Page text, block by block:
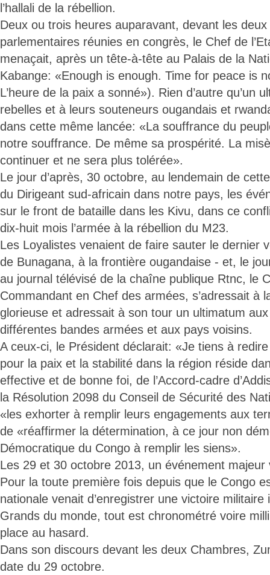
l’hallali de la rébellion.
Deux ou trois heures auparavant, devant les
parlementaires réunies en congrès, le Chef de
menaçait, après un tête-à-tête au Palais de la
Kabange: «Enough is enough. Time for peace is
L’heure de la paix a sonné»). Rien d’autre qu’un
rebelles et à leurs souteneurs ougandais et
dans cette même lancée: «La souffrance du
notre souffrance. De même sa prospérité. La
continuer et ne sera plus tolérée».
Le jour d’après, 30 octobre, au lendemain de
du Dirigeant sud-africain dans notre pays, les
sur le front de bataille dans les Kivu, dans ce
dix-huit mois l’armée à la rébellion du M23.
Les Loyalistes venaient de faire sauter le dernier
de Bunagana, à la frontière ougandaise - et, le
au journal télévisé de la chaîne publique Rtnc, le
Commandant en Chef des armées, s’adressait à
glorieuse et adressait à son tour un ultimatum
différentes bandes armées et aux pays voisins.
A ceux-ci, le Président déclarait: «Je tiens à
pour la paix et la stabilité dans la région réside
effective et de bonne foi, de l’Accord-cadre
la Résolution 2098 du Conseil de Sécurité des
«les exhorter à remplir leurs engagements aux
de «réaffirmer la détermination, à ce jour non
Démocratique du Congo à remplir les siens».
Les 29 et 30 octobre 2013, un événement
Pour la toute première fois depuis que le Congo
nationale venait d’enregistrer une victoire
Grands du monde, tout est chronométré voire
place au hasard.
Dans son discours devant les deux Chambres,
date du 29 octobre.